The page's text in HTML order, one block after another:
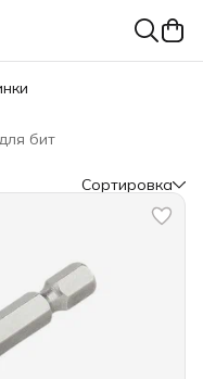
бит
Сортировка